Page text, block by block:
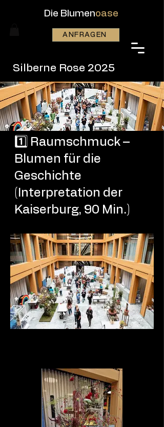
Die Blumenoase
ANFRAGEN
Silberne Rose 2025
1️⃣ Raumschmuck –
Blumen für die
Geschichte
(Interpretation der
Kaiserburg, 90 Min.)